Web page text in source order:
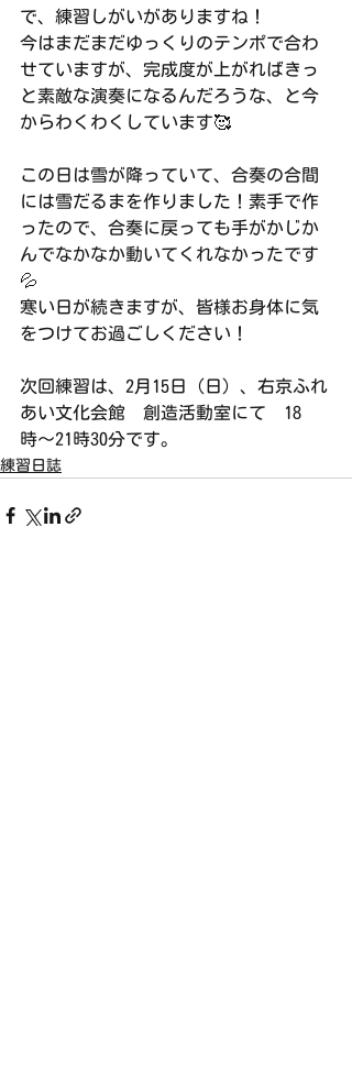
で、練習しがいがありますね！
今はまだまだゆっくりのテンポで合わ
せていますが、完成度が上がればきっ
と素敵な演奏になるんだろうな、と今
からわくわくしています🥰
この日は雪が降っていて、合奏の合間
には雪だるまを作りました！素手で作
ったので、合奏に戻っても手がかじか
んでなかなか動いてくれなかったです
💦
寒い日が続きますが、皆様お身体に気
をつけてお過ごしください！
次回練習は、2月15日（日）、右京ふれ
あい文化会館　創造活動室にて　18
時〜21時30分です。
練習日誌